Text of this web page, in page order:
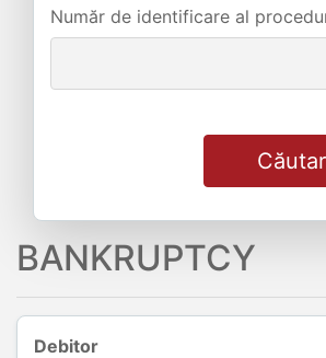
Număr de identificare al
BANKRUPTCY
Debitor